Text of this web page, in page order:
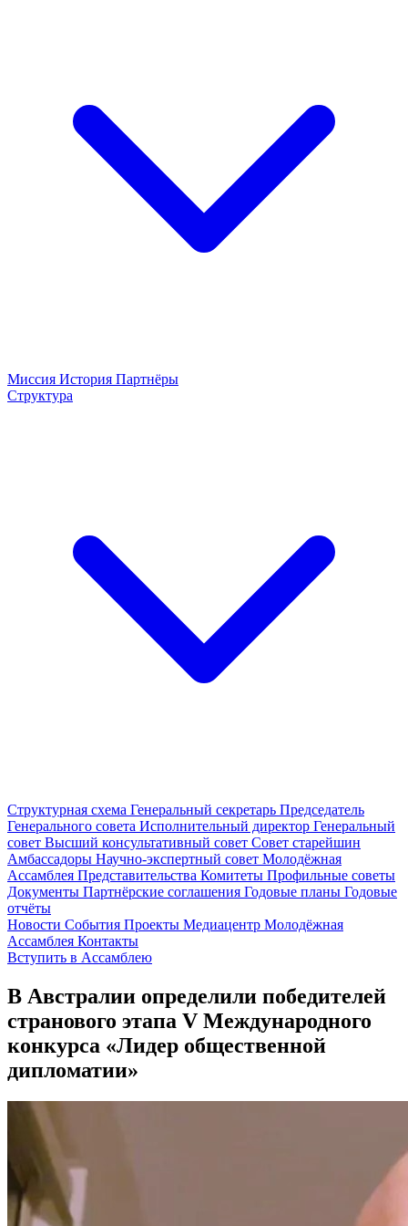
Миссия История Партнёры
Структура
Структурная схема Генеральный секретарь Председатель
Генерального совета Исполнительный директор Генеральный
совет Высший консультативный совет Совет старейшин
Амбассадоры Научно-экспертный совет Молодёжная
Ассамблея Представительства Комитеты Профильные советы
Документы Партнёрские соглашения Годовые планы Годовые
отчёты
Новости События Проекты Медиацентр Молодёжная
Ассамблея Контакты
Вступить в Ассамблею
В Австралии определили победителей
странового этапа V Международного
конкурса «Лидер общественной
дипломатии»